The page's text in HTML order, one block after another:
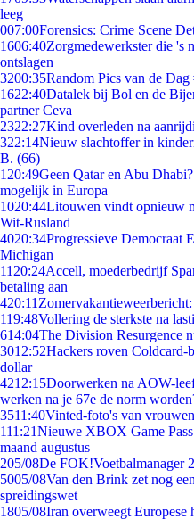
leeg
007:00Forensics: Crime Scene
1606:40Zorgmedewerkster die 's
ontslagen
3200:35Random Pics van de Dag
1622:40Datalek bij Bol en de
partner Ceva
2322:27Kind overleden na
322:14Nieuw slachtoffer in
B. (66)
1 20:49Geen Qatar en Abu
mogelijk in Europa
1020:44Litouwen vindt opnieuw
Wit-Rusland
4020:34Progressieve Democraat
Michigan
11 20:24Accell, moederbedrijf
betaling aan
420:11
119:48Vollering de sterkste na
614:04The Division Resurgence
3012:52Hackers roven Coldcard-
dollar
4212:15Doorwerken na AOW-
werken na je 67e de norm
3511:40Vinted-foto's van
111:21Nieuwe XBOX Game
maand augustus
205/08De FOK!Voetbalmanager
5005/08Van den Brink zet nog
spreidingswet
1805/08Iran overweegt